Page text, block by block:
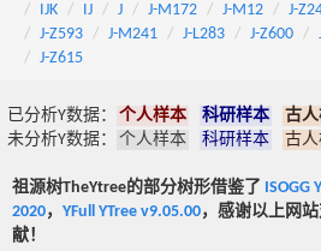
IJK
IJ J J-M172 J-M12 J-
J-Z593
J-M241 J-L283 J-Z600
J-Z615
已分析Y数据： 个人样本 科研样本
古
未分析Y数据：
个人样本 科研样本 古
祖源树TheYtree的部分树形借鉴了 ISOGG
2020， YFull YTree v9.05.00，感谢以上网
献！